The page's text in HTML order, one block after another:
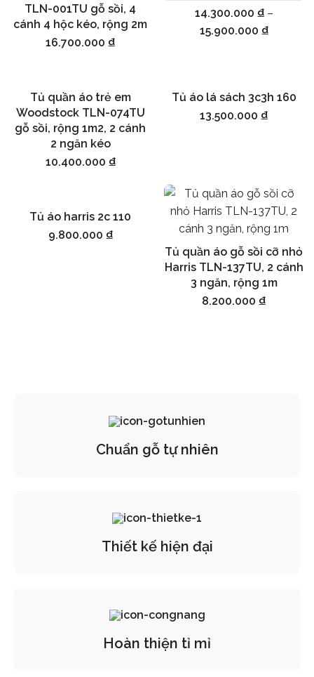
TLN-001TU gỗ sồi, 4
cánh 4 hộc kéo, rộng 2m
16.700.000 ₫
14.300.000 ₫ –
15.900.000 ₫
Thêm vào giỏ hàng
Tủ quần áo trẻ em
Woodstock TLN-074TU
gỗ sồi, rộng 1m2, 2 cánh
2 ngăn kéo
10.400.000 ₫
Thêm vào giỏ hàng
Tủ áo lá sách 3c3h 160
13.500.000 ₫
Thêm vào giỏ hàng
Tủ áo harris 2c 110
9.800.000 ₫
Thêm vào giỏ hàng
Tủ quần áo gỗ sồi cỡ nhỏ
Harris TLN-137TU, 2 cánh
3 ngăn, rộng 1m
8.200.000 ₫
Chuẩn gỗ tự nhiên
Thiết kế hiện đại
Hoàn thiện tỉ mỉ